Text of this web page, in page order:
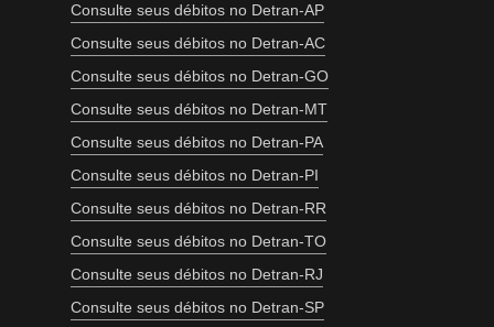
Consulte seus débitos no Detran-AP
Consulte seus débitos no Detran-AC
Consulte seus débitos no Detran-GO
Consulte seus débitos no Detran-MT
Consulte seus débitos no Detran-PA
Consulte seus débitos no Detran-PI
Consulte seus débitos no Detran-RR
Consulte seus débitos no Detran-TO
Consulte seus débitos no Detran-RJ
Consulte seus débitos no Detran-SP